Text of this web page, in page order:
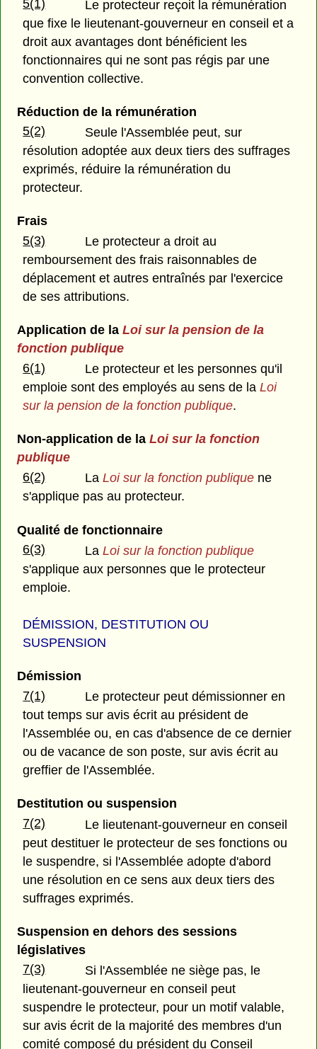
5(1)
Le protecteur reçoit la rémunération
que fixe le lieutenant-gouverneur en conseil et a
droit aux avantages dont bénéficient les
fonctionnaires qui ne sont pas régis par une
convention collective.
Réduction de la rémunération
5(2)
Seule l'Assemblée peut, sur
résolution adoptée aux deux tiers des suffrages
exprimés, réduire la rémunération du
protecteur.
Frais
5(3)
Le protecteur a droit au
remboursement des frais raisonnables de
déplacement et autres entraînés par l'exercice
de ses attributions.
Application de la Loi sur la pension de la
fonction publique
6(1)
Le protecteur et les personnes qu'il
emploie sont des employés au sens de laLoi
sur la pension de la fonction publique.
Non-application de la Loi sur la fonction
publique
6(2)
LaLoi sur la fonction publique ne
s'applique pas au protecteur.
Qualité de fonctionnaire
6(3)
La Loi sur la fonction publique
s'applique aux personnes que le protecteur
emploie.
DÉMISSION, DESTITUTION OU
SUSPENSION
Démission
7(1)
Le protecteur peut démissionner en
tout temps sur avis écrit au président de
l'Assemblée ou, en cas d'absence de ce dernier
ou de vacance de son poste, sur avis écrit au
greffier de l'Assemblée.
Destitution ou suspension
7(2)
Le lieutenant-gouverneur en conseil
peut destituer le protecteur de ses fonctions ou
le suspendre, si l'Assemblée adopte d'abord
une résolution en ce sens aux deux tiers des
suffrages exprimés.
Suspension en dehors des sessions
législatives
7(3)
Si l'Assemblée ne siège pas, le
lieutenant-gouverneur en conseil peut
suspendre le protecteur, pour un motif valable,
sur avis écrit de la majorité des membres d'un
comité composé du président du Conseil